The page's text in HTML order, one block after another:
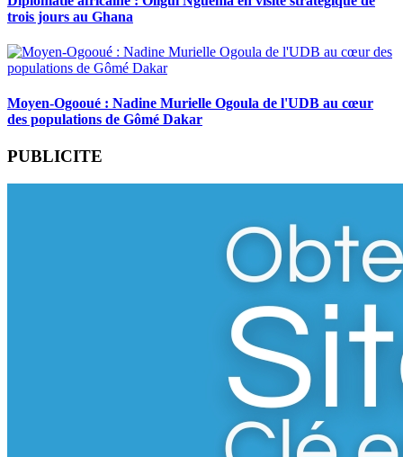
trois jours au Ghana
Moyen-Ogooué : Nadine Murielle Ogoula de l'UDB au cœur
des populations de Gômé Dakar
PUBLICITE